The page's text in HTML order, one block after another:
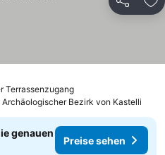
Teilen
TerrassenzugangPreise sehen
Archäologischer Bezirk von Kastelli
genauen
Preise sehen